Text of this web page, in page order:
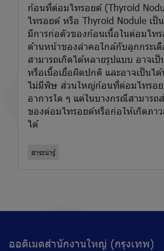
ก้อนที่ต่อมไทรอยด์ (Thyroid
ไทรอยด์ หรือ Thyroid Nodule เป็
มีการก่อตัวของก้อนเนื้อในต่อมไท
ด้านหน้าของลำคอใกล้กับลูกกระเ
สามารถเกิดได้หลายรูปแบบ อาจเป็
หรือเนื้อเยื่อผิดปกติ และอาจเป็นไ
ไม่มีพิษ ส่วนใหญ่ก้อนที่ต่อมไทรอย
อาการใด ๆ แต่ในบางกรณีสามารถ
ของต่อมไทรอยด์หรือก่อให้เกิดภา
ได้
สาระน่ารู้
ออดิเมดสำนักงานใหญ่ (กรุงเทพ)